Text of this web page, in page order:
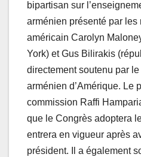
bipartisan sur
arménien présenté par
américain Carolyn
York) et Gus Bilirakis
directement soutenu par le
arménien d’Amérique. Le
commission Raffi
que le Congrès adoptera
entrera en vigueur après
président. Il a également